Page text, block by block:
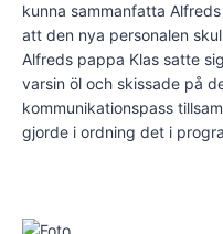
kunna sammanfatta
att den nya personalen
Alfreds pappa Klas satte
varsin öl och skissade på
kommunikationspass
gjorde i ordning det i